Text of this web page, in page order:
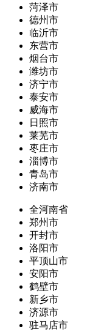
菏泽市
德州市
临沂市
东营市
烟台市
潍坊市
济宁市
泰安市
威海市
日照市
莱芜市
枣庄市
淄博市
青岛市
济南市
全河南省
郑州市
开封市
洛阳市
平顶山市
安阳市
鹤壁市
新乡市
济源市
驻马店市